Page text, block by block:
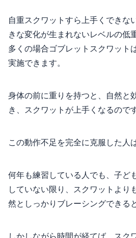
自重スクワットすら上手くできな
きな変化が生まれないレベルの低
多くの場合ゴブレットスクワット
実施できます。
身体の前に重りを持つと、自然と
き、スクワットが上手くなるのです
この動作不足を完全に克服した人
何年も練習している人でも、子ど
していない限り、スクワットより
然としっかりブレーシングできる